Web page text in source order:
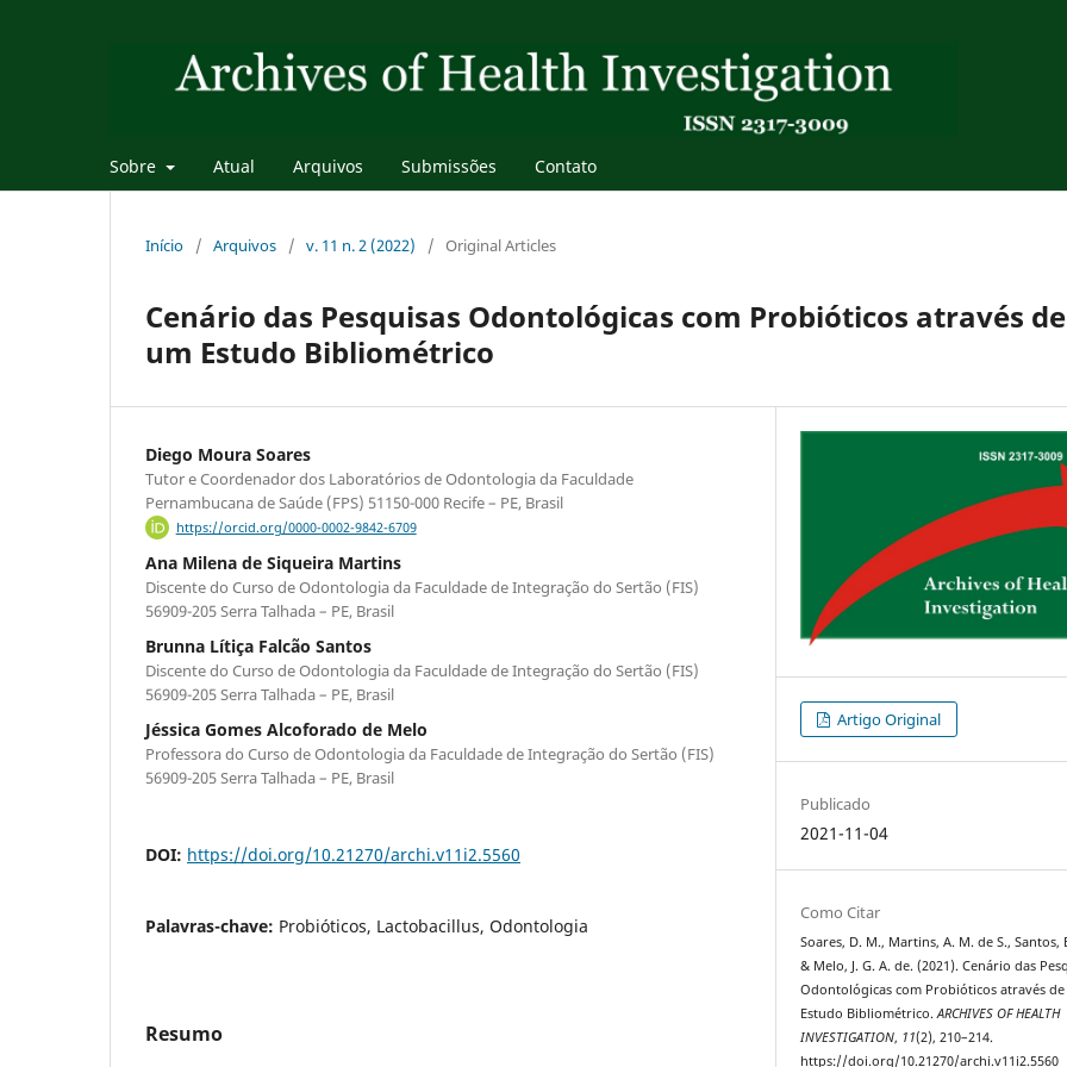
Sobre Atual Arquivos Submissões Contato
Início / Arquivos / v. 11 n. 2 (2022) / Original Articles
Cenário das Pesquisas Odontológicas com Probióticos através de
um Estudo Bibliométrico
Diego Moura Soares
Tutor e Coordenador dos Laboratórios de Odontologia da Faculdade
Pernambucana de Saúde (FPS) 51150-000 Recife – PE, Brasil
https://orcid.org/0000-0002-9842-6709
Ana Milena de Siqueira Martins
Discente do Curso de Odontologia da Faculdade de Integração do Sertão (FIS)
56909-205 Serra Talhada – PE, Brasil
Brunna Lítiça Falcão Santos
Discente do Curso de Odontologia da Faculdade de Integração do Sertão (FIS)
56909-205 Serra Talhada – PE, Brasil
Jéssica Gomes Alcoforado de Melo
Professora do Curso de Odontologia da Faculdade de Integração do Sertão (FIS)
56909-205 Serra Talhada – PE, Brasil
DOI: https://doi.org/10.21270/archi.v11i2.5560
Palavras-chave: Probióticos, Lactobacillus, Odontologia
Resumo
Artigo Original
Publicado
2021-11-04
Como Citar
Soares, D. M., Martins, A. M. de S., Santos,
& Melo, J. G. A. de. (2021). Cenário das
Odontológicas com Probióticos através
Estudo Bibliométrico.ARCHIVES OF HEALTH
INVESTIGATION, 11(2), 210–214.
https://doi.org/10.21270/archi.v11i2.5560